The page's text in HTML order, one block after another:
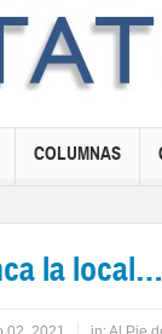
COLUMNAS
la